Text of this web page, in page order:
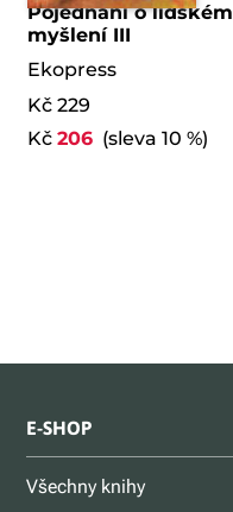
Pojednání o lidském
myšlení III
Ekopress
Kč 229
Kč 206(sleva 10 %)
E-SHOP
Všechny knihy